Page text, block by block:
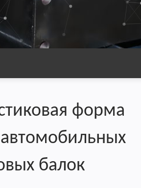
форма
балок